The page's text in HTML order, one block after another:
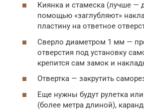
Киянка и стамеска (лучше —
помощью «заглубляют»
пластину на ответное
Сверло диаметром 1 мм —
отверстия под установку
крепится сам замок и
Отвертка — закрутить
Еще нужны будут рулетка
(более метра длиной),